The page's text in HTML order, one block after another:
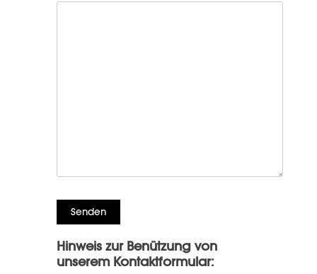
Hinweis zur Benützung von
unserem Kontaktformular: